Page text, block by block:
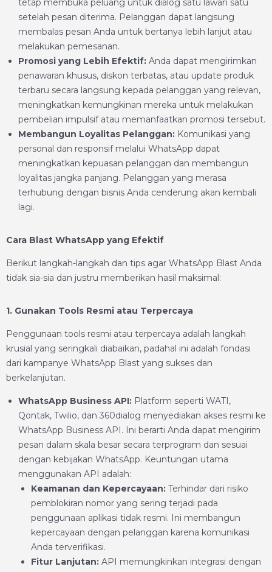
tetap membuka peluang untuk dialog satu lawan satu
setelah pesan diterima. Pelanggan dapat langsung
membalas pesan Anda untuk bertanya lebih lanjut atau
melakukan pemesanan.
Promosi yang Lebih Efektif: Anda dapat mengirimkan
penawaran khusus, diskon terbatas, atau update produk
terbaru secara langsung kepada pelanggan yang relevan,
meningkatkan kemungkinan mereka untuk melakukan
pembelian impulsif atau memanfaatkan promosi tersebut.
Membangun Loyalitas Pelanggan: Komunikasi yang
personal dan responsif melalui WhatsApp dapat
meningkatkan kepuasan pelanggan dan membangun
loyalitas jangka panjang. Pelanggan yang merasa
terhubung dengan bisnis Anda cenderung akan kembali
lagi.
Cara Blast WhatsApp yang Efektif
Berikut langkah-langkah dan tips agar WhatsApp Blast Anda
tidak sia-sia dan justru memberikan hasil maksimal:
1. Gunakan Tools Resmi atau Terpercaya
Penggunaan tools resmi atau terpercaya adalah langkah
krusial yang seringkali diabaikan, padahal ini adalah fondasi
dari kampanye WhatsApp Blast yang sukses dan
berkelanjutan.
WhatsApp Business API: Platform seperti WATI,
Qontak, Twilio, dan 360dialog menyediakan akses resmi ke
WhatsApp Business API. Ini berarti Anda dapat mengirim
pesan dalam skala besar secara terprogram dan sesuai
dengan kebijakan WhatsApp. Keuntungan utama
menggunakan API adalah:
Keamanan dan Kepercayaan: Terhindar dari risiko
pemblokiran nomor yang sering terjadi pada
penggunaan aplikasi tidak resmi. Ini membangun
kepercayaan dengan pelanggan karena komunikasi
Anda terverifikasi.
Fitur Lanjutan: API memungkinkan integrasi dengan